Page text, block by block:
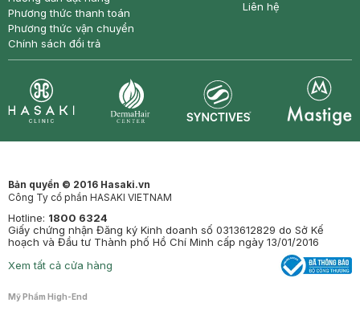
Phương thức thanh toán
Phương thức vận chuyển
Chính sách đổi trả
Liên hệ
Bản quyền © 2016 Hasaki.vn
Công Ty cổ phần HASAKI VIETNAM
Hotline: 1800 6324
Giấy chứng nhận Đăng ký Kinh doanh số 0313612829 do Sở Kế
hoạch và Đầu tư Thành phố Hồ Chí Minh cấp ngày 13/01/2016
Xem tất cả cửa hàng
Mỹ Phẩm High-End